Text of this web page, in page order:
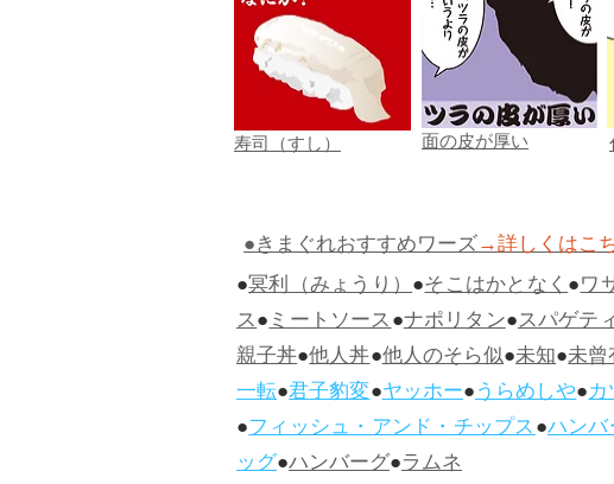
寿司（すし） 面の皮が厚い
●きまぐれおすすめワーズ→詳しくはこ
●冥利（みょうり）●そこはかとなく●ワ
ス●ミートソース●ナポリタン●スパゲテ
親子丼●他人丼●他人のそら似●未知●未
一転●君子豹変●ヤッホー●うらめしや●
●フィッシュ・アンド・チップス●ハン
ッグ●ハンバーグ●ラムネ